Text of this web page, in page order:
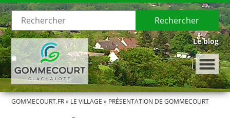
Rechercher
LE VILLAGE
Le blog
GOMMECOURT.FR» LE VILLAGE » PRÉSENTATION DE GOMMECOURT